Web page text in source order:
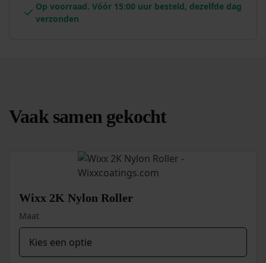
Op voorraad. Vóór 15:00 uur besteld, dezelfde dag
verzonden
Vaak samen gekocht
Wixx 2K Nylon Roller
Maat